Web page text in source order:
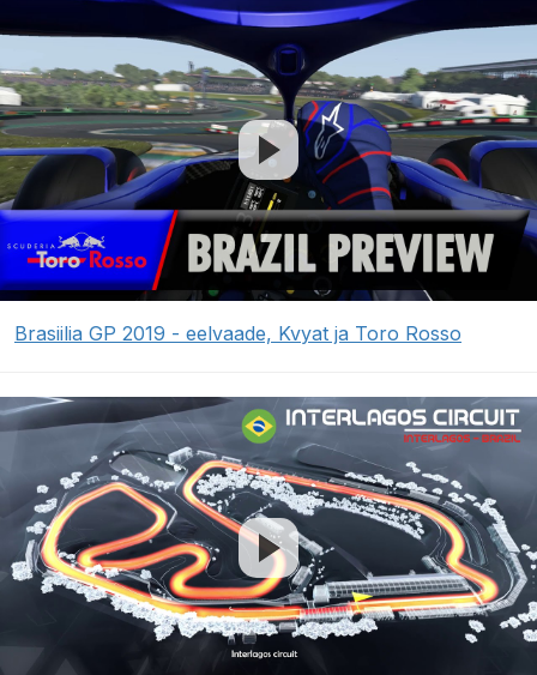
Brasiilia GP 2019 - eelvaade, Kvyat ja Toro Rosso